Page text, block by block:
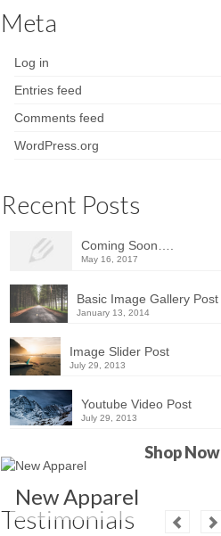
Meta
Log in
Entries feed
Comments feed
WordPress.org
Recent Posts
Coming Soon….
May 16, 2017
Basic Image Gallery Post
January 13, 2014
Image Slider Post
July 29, 2013
Youtube Video Post
July 29, 2013
New Apparel
Shop Now
Testimonials